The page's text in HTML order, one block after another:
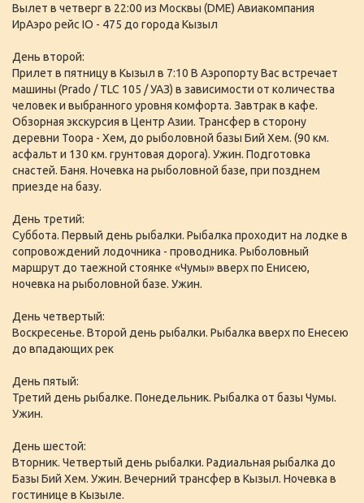
Вылет в четверг в 22:00 из Москвы (DME) Авиакомпания
ИрАэро рейс IO - 475 до города Кызыл
День второй:
Прилет в пятницу в Кызыл в 7:10 В Аэропорту Вас встречает
машины (Prado / TLC 105 / УАЗ) в зависимости от количества
человек и выбранного уровня комфорта. Завтрак в кафе.
Обзорная экскурсия в Центр Азии. Трансфер в сторону
деревни Тоора - Хем, до рыболовной базы Бий Хем. (90 км.
асфальт и 130 км. грунтовая дорога). Ужин. Подготовка
снастей. Баня. Ночевка на рыболовной базе, при позднем
приезде на базу.
День третий:
Суббота. Первый день рыбалки. Рыбалка проходит на лодке в
сопровождений лодочника - проводника. Рыболовный
маршрут до таежной стоянке «Чумы» вверх по Енисею,
ночевка на рыболовной базе. Ужин.
День четвертый:
Воскресенье. Второй день рыбалки. Рыбалка вверх по Енесею
до впадающих рек
День пятый:
Третий день рыбалке. Понедельник. Рыбалка от базы Чумы.
Ужин.
День шестой:
Вторник. Четвертый день рыбалки. Радиальная рыбалка до
Базы Бий Хем. Ужин. Вечерний трансфер в Кызыл. Ночевка в
гостинице в Кызыле.